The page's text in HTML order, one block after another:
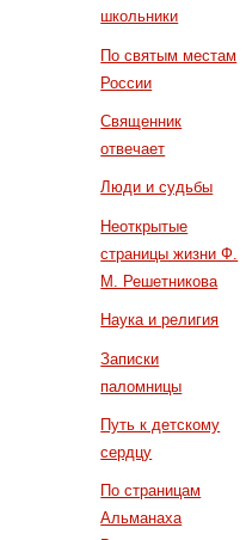
школьники
По святым местам
России
Священник
отвечает
Люди и судьбы
Неоткрытые
страницы жизни Ф.
М. Решетникова
Наука и религия
Записки
паломницы
Путь к детскому
сердцу
По страницам
Альманаха